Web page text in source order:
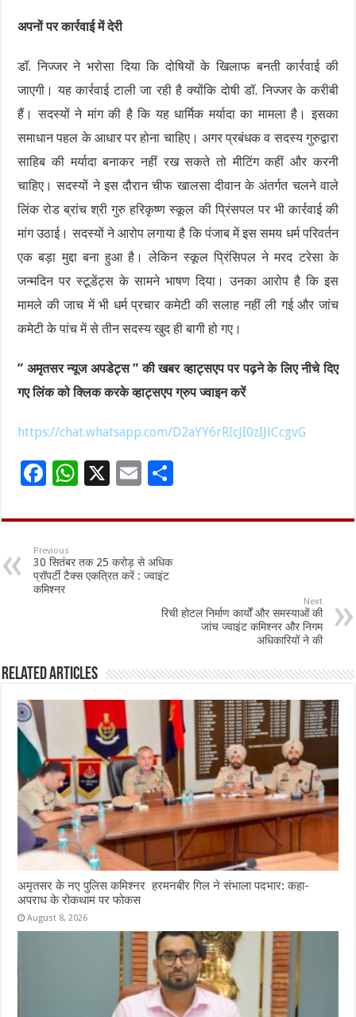
अपनों पर कार्रवाई में देरी
डॉ. निज्जर ने भरोसा दिया कि दोषियों के खिलाफ बनती कार्रवाई की
जाएगी। यह कार्रवाई टाली जा रही है क्योंकि दोषी डॉ. निज्जर के करीबी
हैं। सदस्यों ने मांग की है कि यह धार्मिक मर्यादा का मामला है। इसका
समाधान पहल के आधार पर होना चाहिए। अगर प्रबंधक व सदस्य गुरुद्वारा
साहिब की मर्यादा बनाकर नहीं रख सकते तो मीटिंग कहीं और करनी
चाहिए। सदस्यों ने इस दौरान चीफ खालसा दीवान के अंतर्गत चलने वाले
लिंक रोड ब्रांच श्री गुरु हरिकृष्ण स्कूल की प्रिंसपल पर भी कार्रवाई की
मांग उठाई। सदस्यों ने आरोप लगाया है कि पंजाब में इस समय धर्म परिवर्तन
एक बड़ा मुद्दा बना हुआ है। लेकिन स्कूल प्रिंसिपल ने मरद टरेसा के
जन्मदिन पर स्टूडेंट्स के सामने भाषण दिया। उनका आरोप है कि इस
मामले की जाच में भी धर्म प्रचार कमेटी की सलाह नहीं ली गई और जांच
कमेटी के पांच में से तीन सदस्य खुद ही बागी हो गए।
” अमृतसर न्यूज अपडेट्स ” की खबर व्हाट्सएप पर पढ़ने के लिए नीचे दिए
गए लिंक को क्लिक करके व्हाट्सएप ग्रुप ज्वाइन करें
https://chat.whatsapp.com/D2aYY6rRIcJI0zIJlCcgvG
F
e
b
o
o
W
at
p
X
E
ai
l
ar
Previous
30 सितंबर तक 25 करोड़ से अधिक
प्रॉपर्टी टैक्स एकत्रित करें : ज्वाइंट
कमिश्नर
Next
रिची होटल निर्माण कार्यों और समस्याओं की
जांच ज्वाइंट कमिश्नर और निगम
अधिकारियों ने की
Related Articles
अमृतसर के नए पुलिस कमिश्नर हरमनबीर गिल ने संभाला पदभार: कहा-
अपराध के रोकथाम पर फोकस
August 8, 2026